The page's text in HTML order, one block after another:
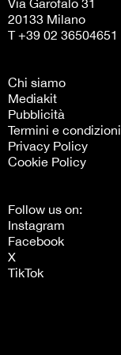
Via Garofalo 31
20133 Milano
T +39 02 36504651
Chi siamo
Mediakit
Pubblicità
Termini e condizioni
Privacy Policy
Cookie Policy
Follow us on:
Instagram
Facebook
X
TikTok